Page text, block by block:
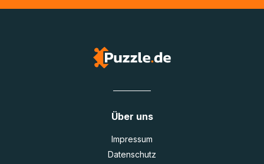
Über uns
Impressum
Datenschutz